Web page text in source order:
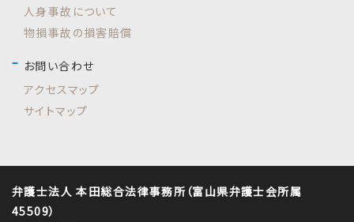
人身事故について
物損事故の損害賠償
お問い合わせ
アクセスマップ
サイトマップ
弁護士法人 本田総合法律事務所（富山県弁護士会所属
45509）